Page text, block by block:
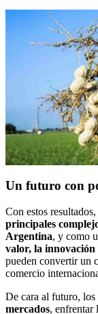
Un futuro con
Con estos
principales
Argentina, y como
valor, la
pueden convertir un
comercio
De cara al futuro, los
mercados, enfrentar